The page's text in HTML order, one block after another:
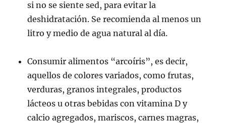
si no se siente sed, para evitar la
deshidratación. Se recomienda al menos un
litro y medio de agua natural al día.
Consumir alimentos “arcoíris”, es decir,
aquellos de colores variados, como frutas,
verduras, granos integrales, productos
lácteos u otras bebidas con vitamina D y
calcio agregados, mariscos, carnes magras,